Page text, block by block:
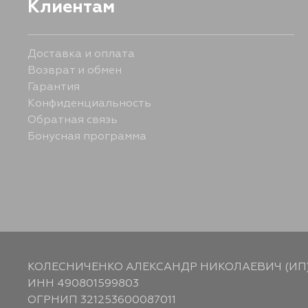
Клиентам
Доставка и оплата
Возврат и обмен
Гарантия
Конфиденциальность
Обратная связь
Бонусная программа
КОЛЕСНИЧЕНКО АЛЕКСАНДР НИКОЛАЕВИЧ
ИНН 490801599803
ОГРНИП 321253600087011